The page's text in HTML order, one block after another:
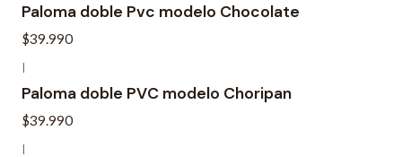
Paloma doble Pvc modelo Chocolate
$39.990
|
Paloma doble PVC modelo Choripan
$39.990
|